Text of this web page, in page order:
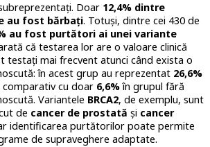
Doar 12,4% dintre
au fost bărbați. Totuși, dintre cei 430 de
au fost purtători ai unei variante
că testarea lor are o valoare clinică
testați mai frecvent atunci când exista o
în acest grup au reprezentat 26,6%
comparativ cu doar 6,6%în grupul fără
Variantele BRCA2, de exemplu, sunt
de cancer de prostată și cancer
identificarea purtătorilor poate permite
de supraveghere adaptate.